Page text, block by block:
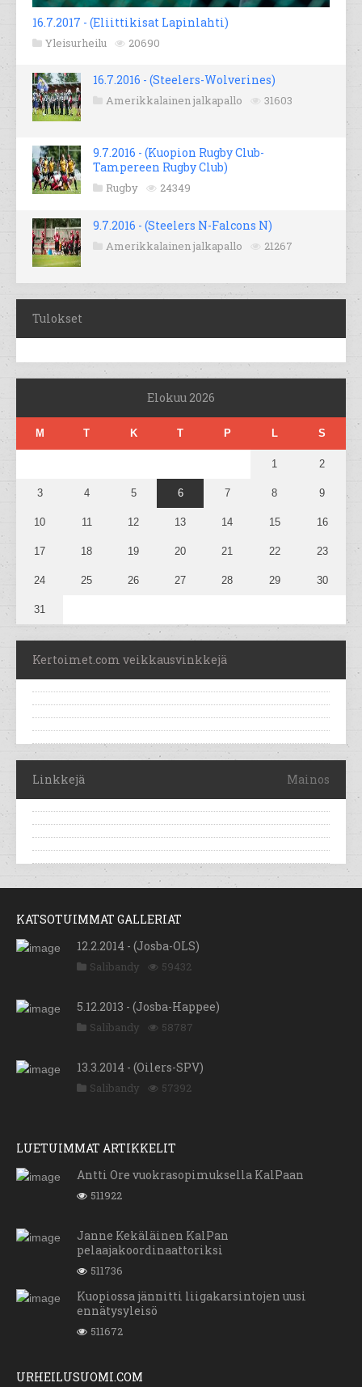
16.7.2017 - (Eliittikisat Lapinlahti)
Yleisurheilu 20690
16.7.2016 - (Steelers-Wolverines)
Amerikkalainen jalkapallo 31603
9.7.2016 - (Kuopion Rugby Club-
Tampereen Rugby Club)
Rugby 24349
9.7.2016 - (Steelers N-Falcons N)
Amerikkalainen jalkapallo 21267
Tulokset
Elokuu 2026
M T K T P L S
1 2
3 4 5 6 7 8 9
10 11 12 13 14 15 16
17 18 19 20 21 22 23
24 25 26 27 28 29 30
31
Kertoimet.com veikkausvinkkejä
Linkkejä Mainos
KATSOTUIMMAT GALLERIAT
12.2.2014 - (Josba-OLS)
Salibandy 59432
5.12.2013 - (Josba-Happee)
Salibandy 58787
13.3.2014 - (Oilers-SPV)
Salibandy 57392
LUETUIMMAT ARTIKKELIT
Antti Ore vuokrasopimuksella KalPaan
511922
Janne Kekäläinen KalPan
pelaajakoordinaattoriksi
511736
Kuopiossa jännitti liigakarsintojen uusi
ennätysyleisö
511672
URHEILUSUOMI.COM